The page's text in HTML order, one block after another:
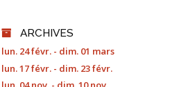
ARCHIVES
lun. 24 févr. - dim. 01 mars
lun. 17 févr. - dim. 23 févr.